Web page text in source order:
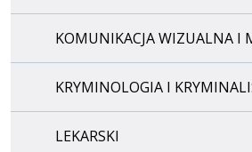
KOMUNIKACJA WIZUALNA I
KRYMINOLOGIA I
LEKARSKI